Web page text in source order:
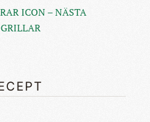
ICON – NÄSTA